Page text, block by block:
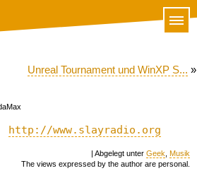
Unreal Tournament und WinXP S... »
http://www.slayradio.org
| Abgelegt unter Geek Musik
The views expressed by the author are personal.